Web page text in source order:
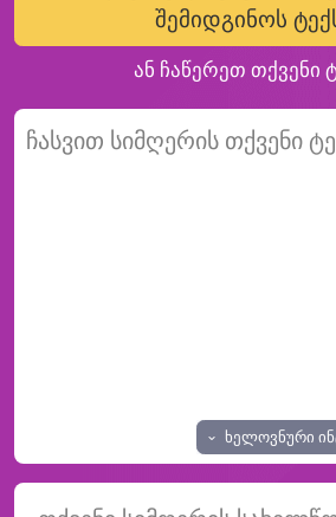
შემიდგინოს
ან ჩაწერეთ თქვენი
ხელოვნური